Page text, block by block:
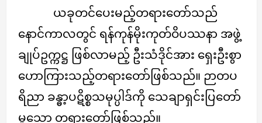
ယခုတင်ပေးမည့်တရားတော်သည်
နောင်ကာလတွင် ရန်ကုန်မိုးကုတ်ဝိပဿနာ အဖွဲ့
ချုပ်ဥက္ကဋ္ဌ ဖြစ်လာမည့် ဦးသံဒိုင်အား ရှေးဦးစွာ
ဟောကြားသည့်တရားတော်ဖြစ်သည်။ ဉာတပ
ရိညာ ခန္ဓာ့ပဋိစ္စသမုပ္ပါဒ်ကို သေချာရှင်းပြတော်
မူသော တရားတော်ဖြစ်သည်။